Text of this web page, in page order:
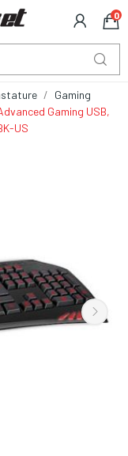
0
Gaming
Gaming USB,
US